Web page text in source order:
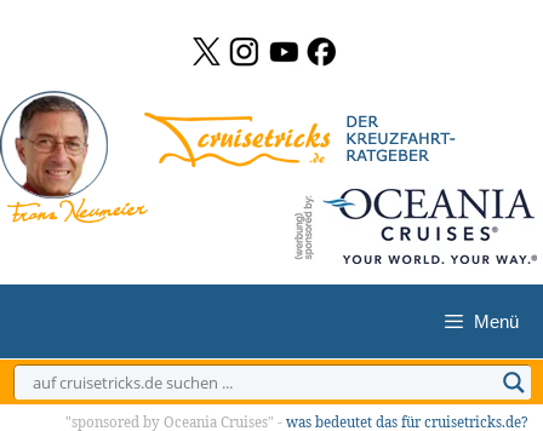
springen
Menü
"sponsored by Oceania Cruises" - was bedeutet das für cruisetricks.de?